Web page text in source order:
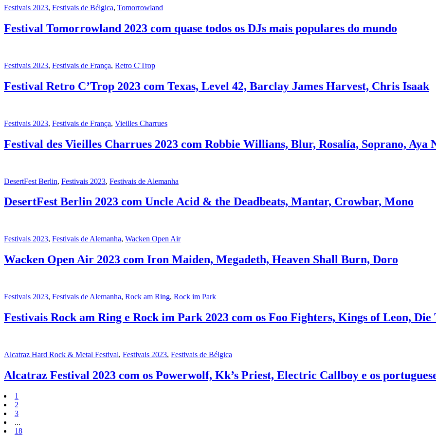
Festivais 2023, Festivais de Bélgica, Tomorrowland
Festival Tomorrowland 2023 com quase todos os DJs mais populares do mundo
Festivais 2023, Festivais de França, Retro C'Trop
Festival Retro C’Trop 2023 com Texas, Level 42, Barclay James Harvest, Chris Isaak
Festivais 2023, Festivais de França, Vieilles Charrues
Festival des Vieilles Charrues 2023 com Robbie Willians, Blur, Rosalía, Soprano, Aya
DesertFest Berlin, Festivais 2023, Festivais de Alemanha
DesertFest Berlin 2023 com Uncle Acid & the Deadbeats, Mantar, Crowbar, Mono
Festivais 2023, Festivais de Alemanha, Wacken Open Air
Wacken Open Air 2023 com Iron Maiden, Megadeth, Heaven Shall Burn, Doro
Festivais 2023, Festivais de Alemanha, Rock am Ring, Rock im Park
Festivais Rock am Ring e Rock im Park 2023 com os Foo Fighters, Kings of Leon, Die
Alcatraz Hard Rock & Metal Festival, Festivais 2023, Festivais de Bélgica
Alcatraz Festival 2023 com os Powerwolf, Kk’s Priest, Electric Callboy e os
1
2
3
...
18